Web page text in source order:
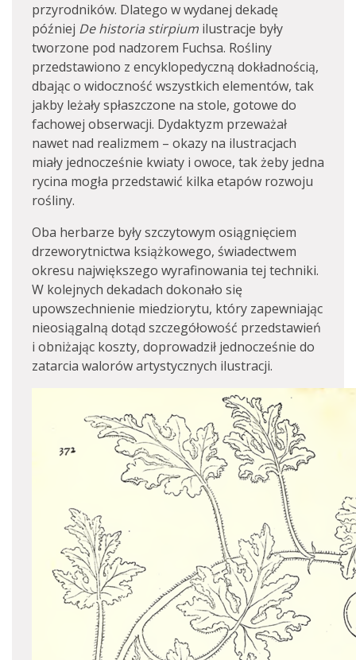
przyrodników. Dlatego w wydanej dekadę
później De historia stirpium ilustracje były
tworzone pod nadzorem Fuchsa. Rośliny
przedstawiono z encyklopedyczną dokładnością,
dbając o widoczność wszystkich elementów, tak
jakby leżały spłaszczone na stole, gotowe do
fachowej obserwacji. Dydaktyzm przeważał
nawet nad realizmem – okazy na ilustracjach
miały jednocześnie kwiaty i owoce, tak żeby jedna
rycina mogła przedstawić kilka etapów rozwoju
rośliny.
Oba herbarze były szczytowym osiągnięciem
drzeworytnictwa książkowego, świadectwem
okresu największego wyrafinowania tej techniki.
W kolejnych dekadach dokonało się
upowszechnienie miedziorytu, który zapewniając
nieosiągalną dotąd szczegółowość przedstawień
i obniżając koszty, doprowadził jednocześnie do
zatarcia walorów artystycznych ilustracji.